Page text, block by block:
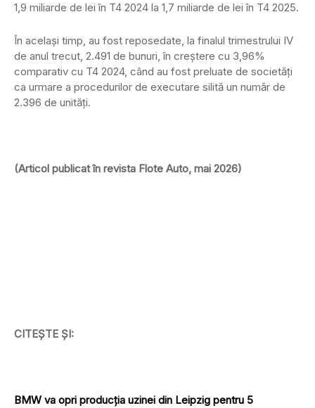
1,9 miliarde de lei în T4 2024 la 1,7 miliarde de lei în T4 2025.
În același timp, au fost reposedate, la finalul trimestrului IV
de anul trecut, 2.491 de bunuri, în creștere cu 3,96%
comparativ cu T4 2024, când au fost preluate de societăți
ca urmare a procedurilor de executare silită un număr de
2.396 de unități.
(Articol publicat în revista Flote Auto, mai 2026)
CITEȘTE ȘI:
BMW va opri producția uzinei din Leipzig pentru 5